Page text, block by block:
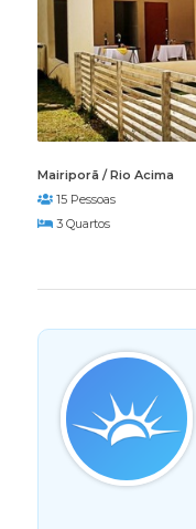
Mairiporã / Rio Acima
15 Pessoas
3 Quartos